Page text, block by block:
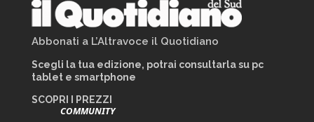
Abbonati a L’Altravoce il Quotidiano
Scegli la tua edizione, potrai consultarla su pc
tablet e smartphone
SCOPRI I PREZZI
COMMUNITY